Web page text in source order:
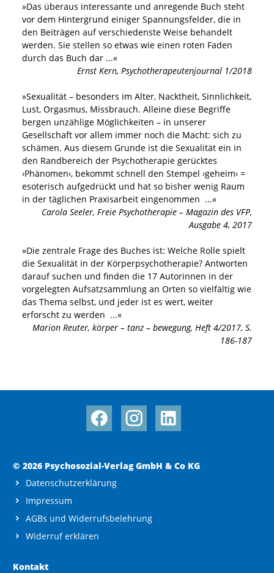
»Das überaus interessante und anregende Buch steht
vor dem Hintergrund einiger Spannungsfelder, die in
den Beiträgen auf verschiedenste Weise behandelt
werden. Sie stellen so etwas wie einen roten Faden
durch das Buch dar ...«
Ernst Kern, Psychotherapeutenjournal 1/2018
»Sexualität – besonders im Alter, Nacktheit, Sinnlichkeit,
Lust, Orgasmus, Missbrauch. Alleine diese Begriffe
bergen unzählige Möglichkeiten – in unserer
Gesellschaft vor allem immer noch die Macht: sich zu
schämen. Aus diesem Grunde ist die Sexualität ein in
den Randbereich der Psychotherapie gerücktes
›Phänomen‹, bekommt schnell den Stempel ›geheim‹ =
esoterisch aufgedrückt und hat so bisher wenig Raum
in der täglichen Praxisarbeit eingenommen ...«
Carola Seeler, Freie Psychotherapie – Magazin des VFP,
Ausgabe 4, 2017
»Die zentrale Frage des Buches ist: Welche Rolle spielt
die Sexualität in der Körperpsychotherapie? Antworten
darauf suchen und finden die 17 Autorinnen in der
vorgelegten Aufsatzsammlung an Orten so vielfältig wie
das Thema selbst, und jeder ist es wert, weiter
erforscht zu werden ...«
Marion Reuter, körper – tanz – bewegung, Heft 4/2017, S.
186-187
© 2026 Psychosozial-Verlag GmbH & Co KG
Datenschutzerklärung
Impressum
AGBs und Widerrufsbelehrung
Widerruf erklären
Kontakt